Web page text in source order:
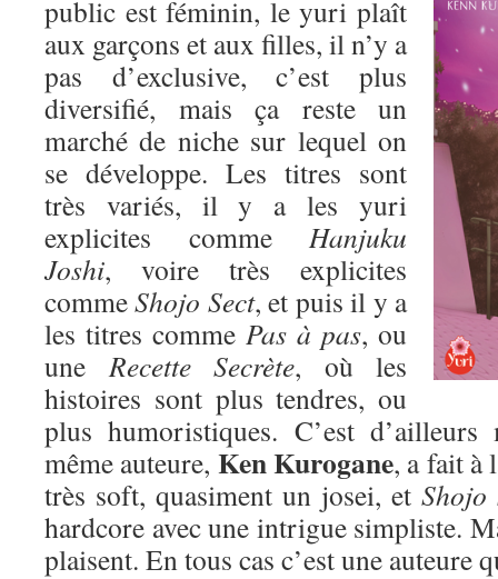
public est féminin, le yuri plaît
aux garçons et aux filles, il n’y a
pas d’exclusive, c’est plus
diversifié, mais ça reste un
marché de niche sur lequel on
se développe. Les titres sont
très variés, il y a les yuri
explicites comme Hanjuku
Joshi, voire très explicites
commeShojo Sect, et puis il y a
les titres comme Pas à pas, ou
uneRecette Secrète, où les
histoires sont plus tendres, ou
plus humoristiques. C’est d’ailleurs
même auteure, Ken Kurogane, a fait à
très soft, quasiment un josei, et Shojo
hardcore avec une intrigue simpliste.
plaisent. En tous cas c’est une auteure